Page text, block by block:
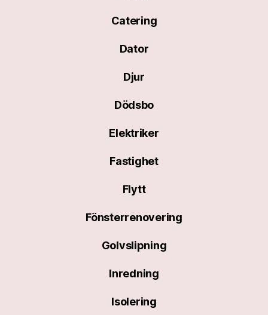
Catering
Dator
Djur
Dödsbo
Elektriker
Fastighet
Flytt
Fönsterrenovering
Golvslipning
Inredning
Isolering